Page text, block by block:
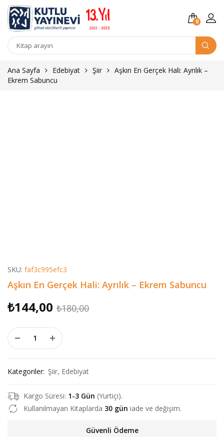
0
Kitap
Ana Sayfa Edebiyat Şiir
Aşkın En Gerçek Hali: Ayrılık –
Ekrem Sabuncu
SKU: faf3c995efc3
Aşkın En Gerçek Hali: Ayrılık – Ekrem Sabuncu
₺180,00Orijinal
₺144,00
Şu
Aşkın En Gerçek Hali: Ayrılık - Ekrem Sabuncu adet
Kategoriler: Şiir, Edebiyat
Kargo Süresi: 1-3 Gün (Yurtiçi).
Kullanılmayan Kitaplarda 30 gün iade ve değişim.
Güvenli Ödeme